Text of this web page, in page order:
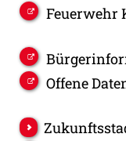
Feuerwehr
Offene